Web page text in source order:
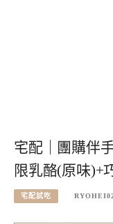
宅配｜團購伴
限乳酪(原味)+
宅配試吃